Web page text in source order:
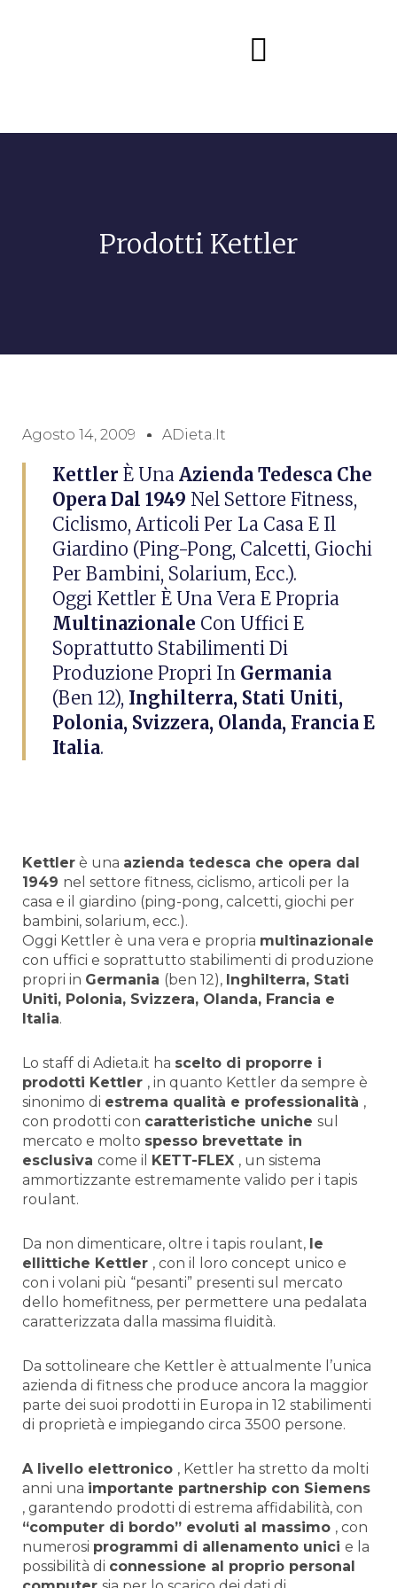
Prodotti Kettler
Agosto 14, 2009 ADieta.it
Kettler È Una Azienda Tedesca Che
Opera Dal 1949 Nel Settore Fitness,
Ciclismo, Articoli Per La Casa E Il
Giardino (ping-Pong, Calcetti, Giochi
Per Bambini, Solarium, Ecc.).
Oggi Kettler È Una Vera E Propria
Multinazionale Con Uffici E
Soprattutto Stabilimenti Di
Produzione Propri In Germania
(ben 12), Inghilterra, Stati Uniti,
Polonia, Svizzera, Olanda, Francia E
Italia.
Kettler è una azienda tedesca che opera dal
1949 nel settore fitness, ciclismo, articoli per la
casa e il giardino (ping-pong, calcetti, giochi per
bambini, solarium, ecc.).
Oggi Kettler è una vera e propria multinazionale
con uffici e soprattutto stabilimenti di produzione
propri in Germania (ben 12), Inghilterra, Stati
Uniti, Polonia, Svizzera, Olanda, Francia e
Italia.
Lo staff di Adieta.it ha scelto di proporre i
prodotti Kettler , in quanto Kettler da sempre è
sinonimo di estrema qualità e professionalità ,
con prodotti con caratteristiche uniche sul
mercato e molto spesso brevettate in
esclusiva come il KETT-FLEX , un sistema
ammortizzante estremamente valido per i tapis
roulant.
Da non dimenticare, oltre i tapis roulant, le
ellittiche Kettler , con il loro concept unico e
con i volani più “pesanti” presenti sul mercato
dello homefitness, per permettere una pedalata
caratterizzata dalla massima fluidità.
Da sottolineare che Kettler è attualmente l’unica
azienda di fitness che produce ancora la maggior
parte dei suoi prodotti in Europa in 12 stabilimenti
di proprietà e impiegando circa 3500 persone.
A livello elettronico , Kettler ha stretto da molti
anni una importante partnership con Siemens
, garantendo prodotti di estrema affidabilità, con
“computer di bordo” evoluti al massimo , con
numerosi programmi di allenamento unici e la
possibilità di connessione al proprio personal